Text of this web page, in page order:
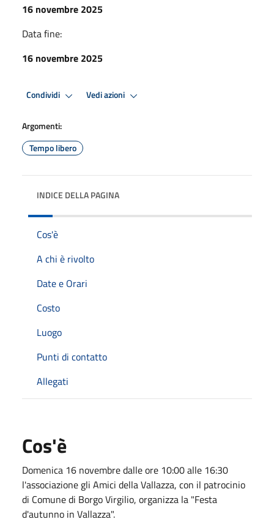
16 novembre 2025
Data fine:
16 novembre 2025
Condividi Vedi azioni
Argomenti:
Tempo libero
INDICE DELLA PAGINA
Cos'è
A chi è rivolto
Date e Orari
Costo
Luogo
Punti di contatto
Allegati
Cos'è
Domenica 16 novembre dalle ore 10:00 alle 16:30
l'associazione gli Amici della Vallazza, con il patrocinio
di Comune di Borgo Virgilio, organizza la "Festa
d'autunno in Vallazza".